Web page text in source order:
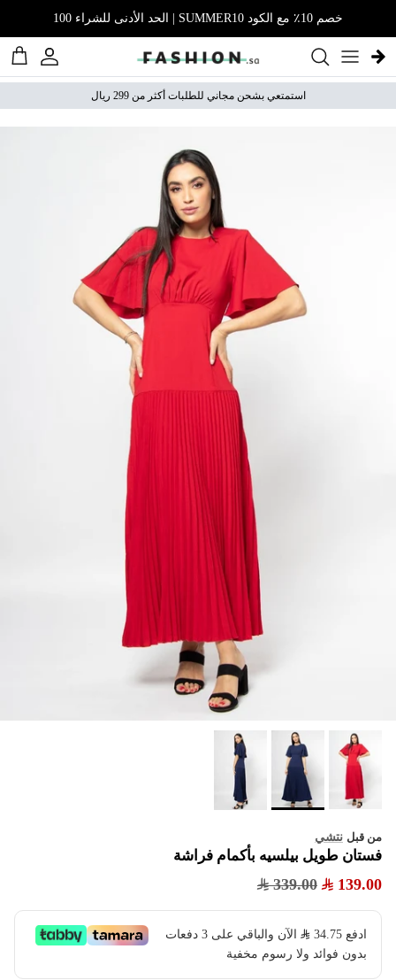
خصم 10٪ مع الكود SUMMER10 | الحد الأدنى للشراء 100
الحساب
استمتعي بشحن مجاني للطلبات أكثر من 299 ريال
من قبل نتشي
فستان طويل بيلسيه بأكمام فراشة
139.00
339.00
ادفع 34.75
​ الآن والباقي على 3 دفعات
بدون فوائد ولا رسوم مخفية